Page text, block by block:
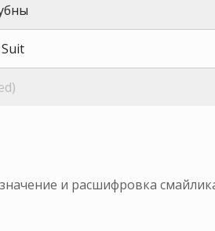
и расшифровка